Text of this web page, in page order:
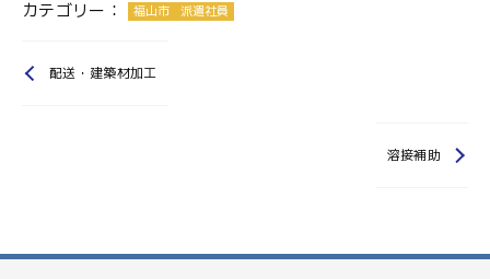
カテゴリー： 福山市 派遣社員
配送・建築材加工
溶接補助